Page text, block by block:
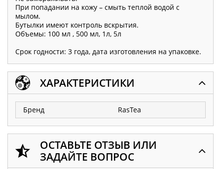
При попадании на кожу – смыть теплой водой с
мылом.
Бутылки имеют контроль вскрытия.
Объемы: 100 мл , 500 мл, 1л, 5л
Срок годности: 3 года, дата изготовления на упаковке.
ХАРАКТЕРИСТИКИ
Бренд RasTea
ОСТАВЬТЕ ОТЗЫВ ИЛИ
ЗАДАЙТЕ ВОПРОС